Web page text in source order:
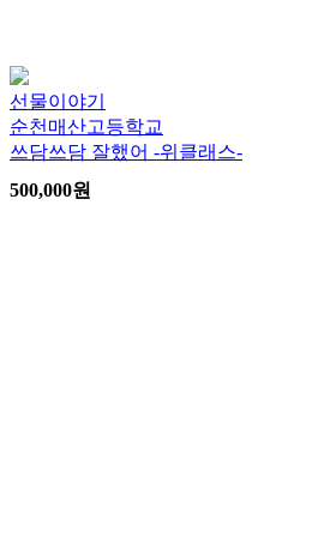
선물이야기
순천매산고등학교
쓰담쓰담 잘했어 -위클래스-
500,000원